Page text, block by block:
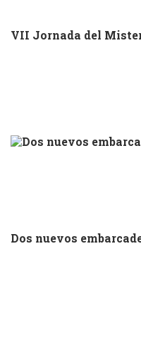
VII Jornada del
Dos nuevos